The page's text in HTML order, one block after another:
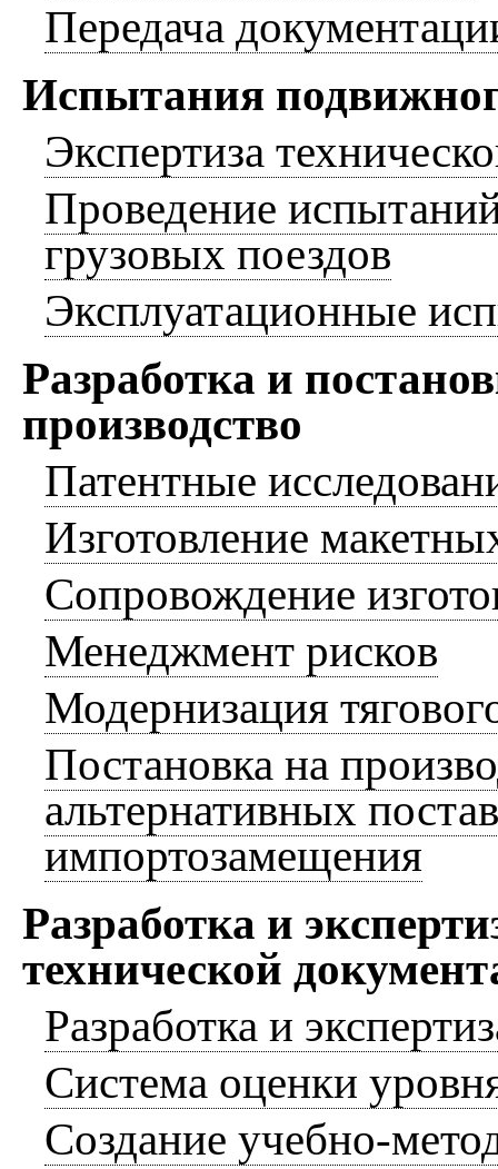
Передача
Испытания
Экспертиза
Проведение
грузовых поездов
Эксплуатационные
Разработка и
производство
Патентные
Изготовление
Сопровождение
Менеджмент рисков
Модернизация
Постановка на
альтернативных
импортозамещения
Разработка и
технической
Разработка и
Система оценки
Создание учебно-